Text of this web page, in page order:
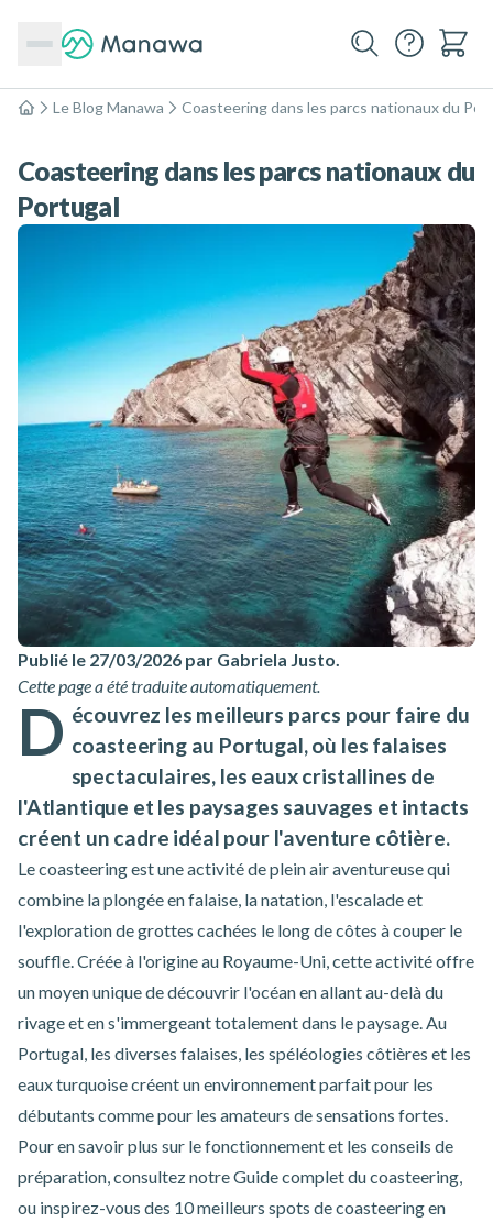
Accueil
Le Blog Manawa Coasteering dans les parcs nationaux du
Coasteering dans les parcs nationaux du
Portugal
Publié le 27/03/2026 par Gabriela Justo.
Cette page a été traduite automatiquement.
D écouvrez les meilleurs parcs pour faire du
coasteering au Portugal, où les falaises
spectaculaires, les eaux cristallines de
l'Atlantique et les paysages sauvages et intacts
créent un cadre idéal pour l'aventure côtière.
Le coasteering est une activité de plein air aventureuse qui
combine la plongée en falaise, la natation, l'escalade et
l'exploration de grottes cachées le long de côtes à couper le
souffle. Créée à l'origine au Royaume-Uni, cette activité offre
un moyen unique de découvrir l'océan en allant au-delà du
rivage et en s'immergeant totalement dans le paysage. Au
Portugal, les diverses falaises, les spéléologies côtières et les
eaux turquoise créent un environnement parfait pour les
débutants comme pour les amateurs de sensations fortes.
Pour en savoir plus sur le fonctionnement et les conseils de
préparation, consultez notreGuide complet du coasteering,
ou inspirez-vous des 10 meilleurs spots de coasteering en